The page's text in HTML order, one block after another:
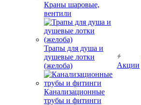
Краны шаровые,
вентили
Трапы для душа и
душевые лотки
(желоба)
Канализационные
трубы и фитинги
Акции